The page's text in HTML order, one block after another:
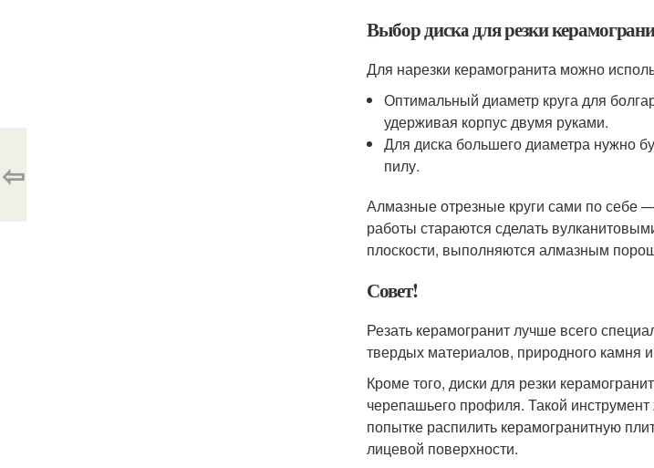
Выбор диска для резки
Для нарезки керамогранита можно
Оптимальный диаметр круга для
удерживая корпус двумя руками.
Для диска большего диаметра нужно
пилу.
Алмазные отрезные круги сами по себе
работы стараются сделать
плоскости, выполняются алмазным
Совет!
Резать керамогранит лучше всего
твердых материалов, природного камня
Кроме того, диски для резки
черепашьего профиля. Такой
попытке распилить керамогранитную
лицевой поверхности.
⇦